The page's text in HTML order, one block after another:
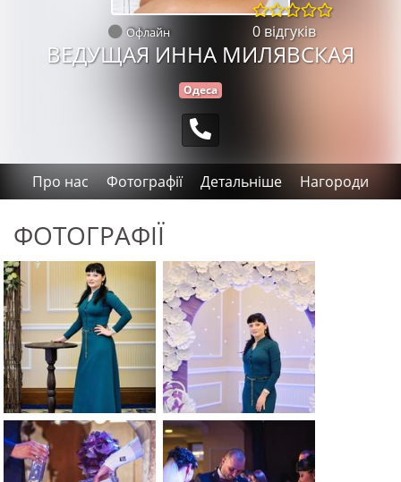
Офлайн 0 відгуків
ВЕДУЩАЯ ИННА МИЛЯВСКАЯ
Одеса
Про нас Фотографії Детальніше Нагороди
ФОТОГРАФІЇ